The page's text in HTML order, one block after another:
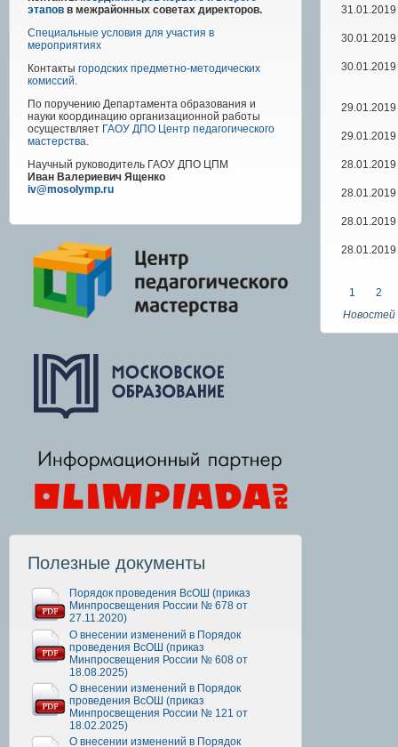
этапов в межрайонных советах директоров.
Специальные условия для участия в
мероприятиях
Контакты городских предметно-методических
комиссий.
По поручению Департамента образования и
науки координацию организационной работы
осуществляет ГАОУ ДПО Центр педагогического
мастерства.
Научный руководитель ГАОУ ДПО ЦПМ
Иван Валериевич Ященко
iv@mosolymp.ru
Полезные документы
Порядок проведения ВсОШ (приказ
Минпросвещения России № 678 от
27.11.2020)
О внесении изменений в Порядок
проведения ВсОШ (приказ
Минпросвещения России № 608 от
18.08.2025)
О внесении изменений в Порядок
проведения ВсОШ (приказ
Минпросвещения России № 121 от
18.02.2025)
О внесении изменений в Порядок
31.01.2019
30.01.2019
30.01.2019
29.01.2019
29.01.2019
28.01.2019
28.01.2019
28.01.2019
28.01.2019
1
2
Новостей